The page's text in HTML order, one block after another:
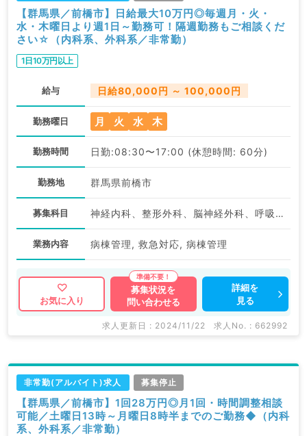
【群馬県／前橋市】日給最大10万円◎毎週月・火・
水・木曜日より週1日～勤務可！隔週勤務もご相談くだ
さい☆（内科系、外科系／非常勤）
1日10万円以上
給与 日給80,000円 ～ 100,000円
勤務曜日 月 火 水 木
勤務時間 日勤:08:30〜17:00 (休憩時間: 60分)
勤務地 群馬県前橋市
募集科目 神経内科、整形外科、脳神経外科、呼吸器外科、心臓血管外科、泌尿器科、一般内科、呼吸器内科、消化器内科、内分泌・代謝内科、腎臓内科、老年内科、外科系全般、一般外科、消化器外科
業務内容 病棟管理, 救急対応, 病棟管理
お気に入り
募集状況を
問い合わせる
詳細を
見る
求人更新日 : 2024/11/22 求人No. : 662992
非常勤(アルバイト)求人 募集停止
【群馬県／前橋市】1回28万円◎月1回・時間調整相談
可能／土曜日13時～月曜日8時半までのご勤務◆（内科
系、外科系／非常勤）